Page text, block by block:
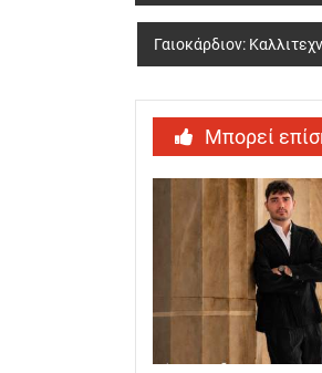
navigation
Γαιοκάρδιον:
Μπορεί